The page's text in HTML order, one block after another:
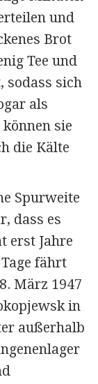
und
Brot
Tee und
sodass sich
als
sie
die Kälte
Spurweite
dass es
erst Jahre
fährt
März 1947
in
außerhalb